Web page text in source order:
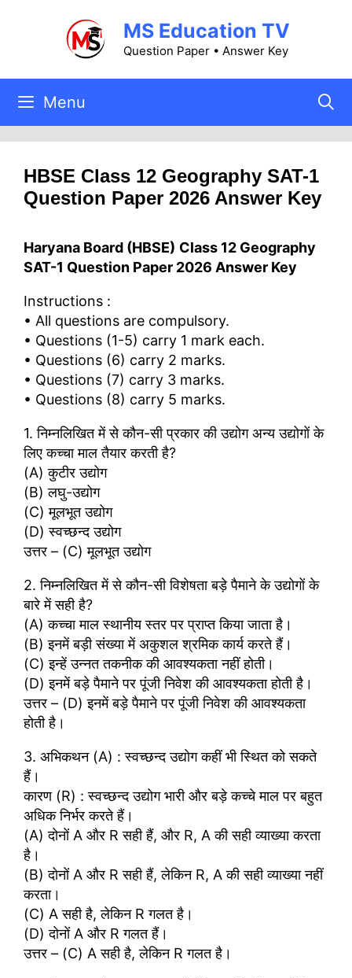
MS Education TV
Question Paper • Answer Key
Menu
HBSE Class 12 Geography SAT-1
Question Paper 2026 Answer Key
Haryana Board (HBSE) Class 12 Geography
SAT-1 Question Paper 2026 Answer Key
Instructions :
• All questions are compulsory.
• Questions (1-5) carry 1 mark each.
• Questions (6) carry 2 marks.
• Questions (7) carry 3 marks.
• Questions (8) carry 5 marks.
1. निम्नलिखित में से कौन-सी प्रकार की उद्योग अन्य उद्योगों के
लिए कच्चा माल तैयार करती है?
(A) कुटीर उद्योग
(B) लघु-उद्योग
(C) मूलभूत उद्योग
(D) स्वच्छन्द उद्योग
उत्तर – (C) मूलभूत उद्योग
2. निम्नलिखित में से कौन-सी विशेषता बड़े पैमाने के उद्योगों के
बारे में सही है?
(A) कच्चा माल स्थानीय स्तर पर प्राप्त किया जाता है।
(B) इनमें बड़ी संख्या में अकुशल श्रमिक कार्य करते हैं।
(C) इन्हें उन्नत तकनीक की आवश्यकता नहीं होती।
(D) इनमें बड़े पैमाने पर पूंजी निवेश की आवश्यकता होती है।
उत्तर – (D) इनमें बड़े पैमाने पर पूंजी निवेश की आवश्यकता
होती है।
3. अभिकथन (A) : स्वच्छन्द उद्योग कहीं भी स्थित को सकते
हैं।
कारण (R) : स्वच्छन्द उद्योग भारी और बड़े कच्चे माल पर बहुत
अधिक निर्भर करते हैं।
(A) दोनों A और R सही हैं, और R, A की सही व्याख्या करता
है।
(B) दोनों A और R सही हैं, लेकिन R, A की सही व्याख्या नहीं
करता।
(C) A सही है, लेकिन R गलत है।
(D) दोनों A और R गलत हैं।
उत्तर – (C) A सही है, लेकिन R गलत है।